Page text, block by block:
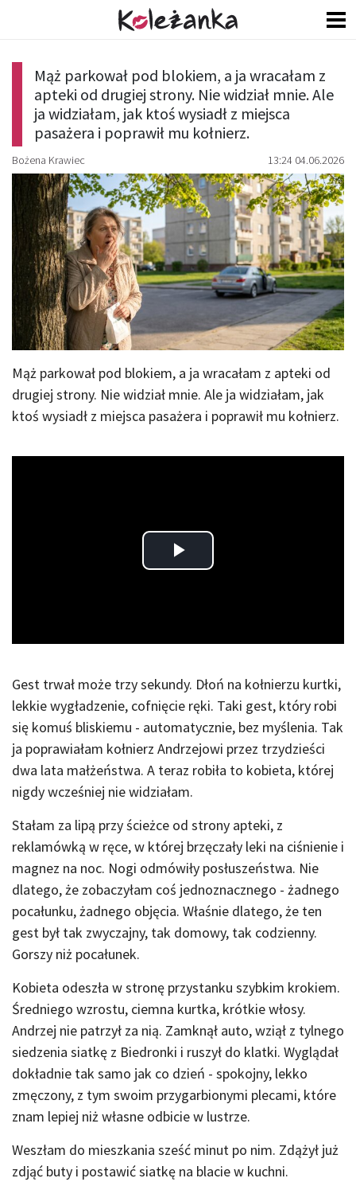
Mąż parkował pod blokiem, a ja wracałam z
apteki od drugiej strony. Nie widział mnie. Ale
ja widziałam, jak ktoś wysiadł z miejsca
pasażera i poprawił mu kołnierz.
Bożena Krawiec 13:24 04.06.2026
Mąż parkował pod blokiem, a ja wracałam z apteki od
drugiej strony. Nie widział mnie. Ale ja widziałam, jak
ktoś wysiadł z miejsca pasażera i poprawił mu kołnierz.
Play
Gest trwał może trzy sekundy. Dłoń na kołnierzu kurtki,
lekkie wygładzenie, cofnięcie ręki. Taki gest, który robi
się komuś bliskiemu - automatycznie, bez myślenia. Tak
ja poprawiałam kołnierz Andrzejowi przez trzydzieści
dwa lata małżeństwa. A teraz robiła to kobieta, której
nigdy wcześniej nie widziałam.
Stałam za lipą przy ścieżce od strony apteki, z
reklamówką w ręce, w której brzęczały leki na ciśnienie i
magnez na noc. Nogi odmówiły posłuszeństwa. Nie
dlatego, że zobaczyłam coś jednoznacznego - żadnego
pocałunku, żadnego objęcia. Właśnie dlatego, że ten
gest był tak zwyczajny, tak domowy, tak codzienny.
Gorszy niż pocałunek.
Kobieta odeszła w stronę przystanku szybkim krokiem.
Średniego wzrostu, ciemna kurtka, krótkie włosy.
Andrzej nie patrzył za nią. Zamknął auto, wziął z tylnego
siedzenia siatkę z Biedronki i ruszył do klatki. Wyglądał
dokładnie tak samo jak co dzień - spokojny, lekko
zmęczony, z tym swoim przygarbionymi plecami, które
znam lepiej niż własne odbicie w lustrze.
Weszłam do mieszkania sześć minut po nim. Zdążył już
zdjąć buty i postawić siatkę na blacie w kuchni.